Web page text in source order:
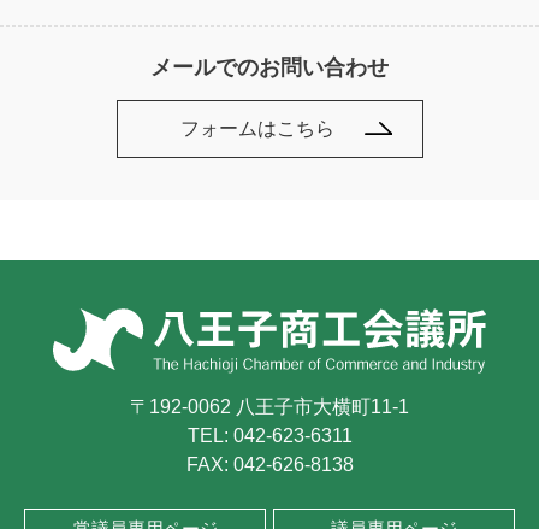
メールでのお問い合わせ
フォームはこちら
〒192-0062 八王子市大横町11-1
TEL: 042-623-6311
FAX: 042-626-8138